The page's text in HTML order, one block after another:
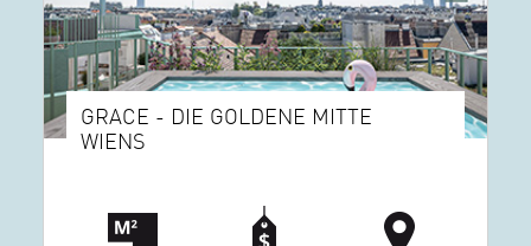
GRACE - DIE GOLDENE MITTE
WIENS